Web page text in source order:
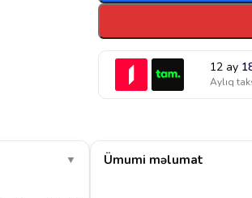
12 ay
Aylıq
▼ Ümumi məlumat